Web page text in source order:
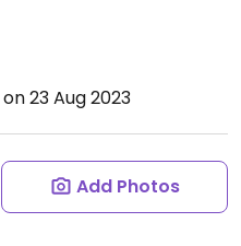
on 23 Aug 2023
Add Photos